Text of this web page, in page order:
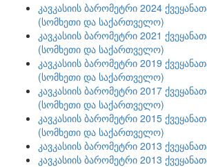
კავკასიის ბარომეტრი 2024
(სომხეთი და საქართველო)
კავკასიის ბარომეტრი 2021
(სომხეთი და საქართველო)
კავკასიის ბარომეტრი 2019
(სომხეთი და საქართველო)
კავკასიის ბარომეტრი 2017
(სომხეთი და საქართველო)
კავკასიის ბარომეტრი 2015
(სომხეთი და საქართველო)
კავკასიის ბარომეტრი 2013
კავკასიის ბარომეტრი 2013